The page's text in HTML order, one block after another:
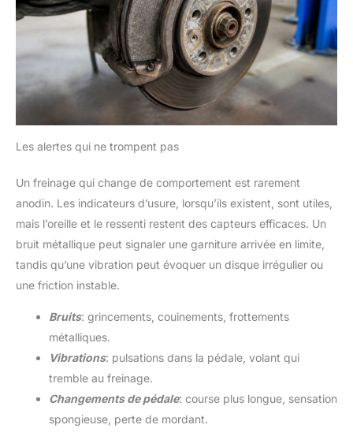
Les alertes qui ne trompent pas
Un freinage qui change de comportement est rarement
anodin. Les indicateurs d’usure, lorsqu’ils existent, sont utiles,
mais l’oreille et le ressenti restent des capteurs efficaces. Un
bruit métallique peut signaler une garniture arrivée en limite,
tandis qu’une vibration peut évoquer un disque irrégulier ou
une friction instable.
Bruits: grincements, couinements, frottements
métalliques.
Vibrations: pulsations dans la pédale, volant qui
tremble au freinage.
Changements de pédale: course plus longue, sensation
spongieuse, perte de mordant.